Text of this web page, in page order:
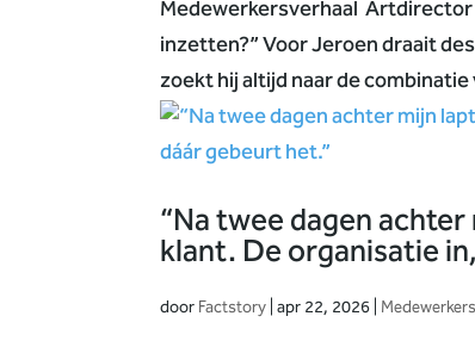
Medewerkersverhaal Artdirector
inzetten?” Voor Jeroen draait
zoekt hij altijd naar de
“Na twee dagen
klant. De organisatie
door Factstory |apr 22, 2026 |